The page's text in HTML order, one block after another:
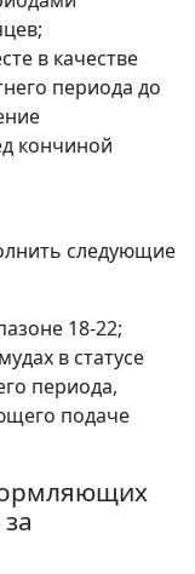
в качестве
периода до
кончиной
следующие
18-22;
в статусе
периода,
подаче